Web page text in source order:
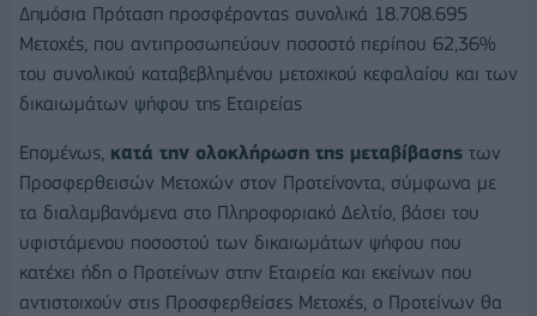
Δημόσια Πρόταση προσφέροντας συνολικά 18.708.695
Μετοχές, που αντιπροσωπεύουν ποσοστό περίπου 62,36%
του συνολικού καταβεβλημένου μετοχικού κεφαλαίου και των
δικαιωμάτων ψήφου της Εταιρείας
Επομένως, κατά την ολοκλήρωση της μεταβίβασης των
Προσφερθεισών Μετοχών στον Προτείνοντα, σύμφωνα με
τα διαλαμβανόμενα στο Πληροφοριακό Δελτίο, βάσει του
υφιστάμενου ποσοστού των δικαιωμάτων ψήφου που
κατέχει ήδη ο Προτείνων στην Εταιρεία και εκείνων που
αντιστοιχούν στις Προσφερθείσες Μετοχές, ο Προτείνων θα